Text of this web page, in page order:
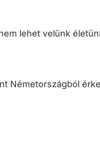
lehet velünk
Németországból